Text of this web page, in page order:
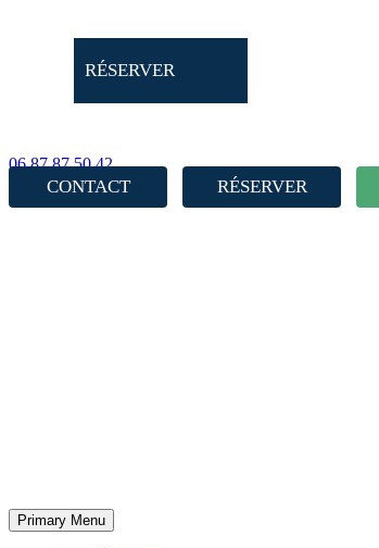
RÉSERVER
06 87 87 50 42
CONTACT RÉSERVER
Primary Menu